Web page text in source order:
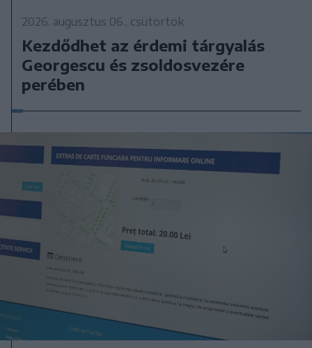
2026. augusztus 06., csütörtök
Kezdődhet az érdemi tárgyalás
Georgescu és zsoldosvezére
perében